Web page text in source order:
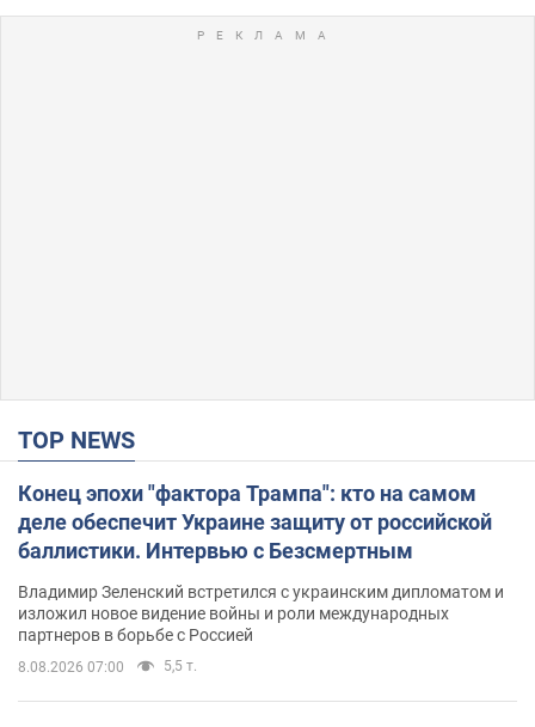
TOP NEWS
Конец эпохи "фактора Трампа": кто на самом
деле обеспечит Украине защиту от российской
баллистики. Интервью с Безсмертным
Владимир Зеленский встретился с украинским дипломатом и
изложил новое видение войны и роли международных
партнеров в борьбе с Россией
8.08.2026 07:00 5,5 т.